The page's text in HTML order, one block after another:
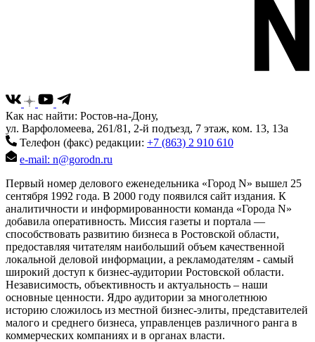
Как нас найти: Ростов-на-Дону,
ул. Варфоломеева, 261/81, 2-й подъезд, 7 этаж, ком. 13, 13а
Телефон (факс) редакции: +7 (863) 2 910 610
e-mail: n@gorodn.ru
Первый номер делового еженедельника «Город N» вышел 25
сентября 1992 года. В 2000 году появился сайт издания. К
аналитичности и информированности команда «Города N»
добавила оперативность. Миссия газеты и портала —
способствовать развитию бизнеса в Ростовской области,
предоставляя читателям наибольший объем качественной
локальной деловой информации, а рекламодателям - самый
широкий доступ к бизнес-аудитории Ростовской области.
Независимость, объективность и актуальность – наши
основные ценности. Ядро аудитории за многолетнюю
историю сложилось из местной бизнес-элиты, представителей
малого и среднего бизнеса, управленцев различного ранга в
коммерческих компаниях и в органах власти.